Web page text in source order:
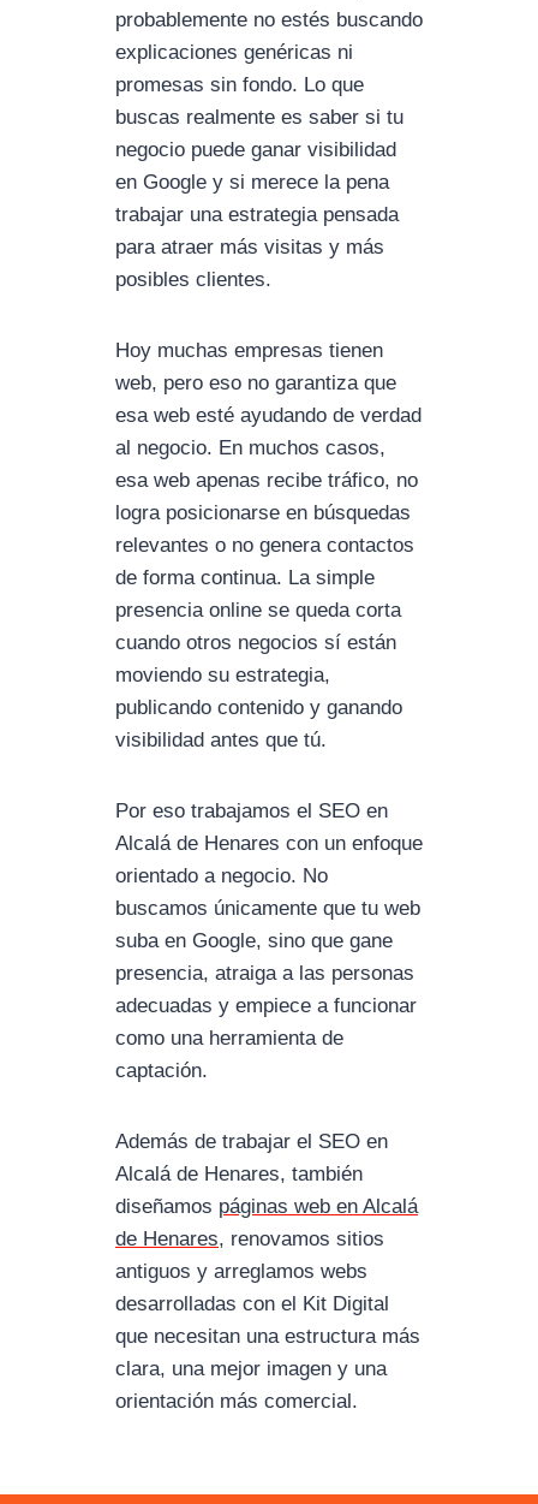
probablemente no estés buscando
explicaciones genéricas ni
promesas sin fondo. Lo que
buscas realmente es saber si tu
negocio puede ganar visibilidad
en Google y si merece la pena
trabajar una estrategia pensada
para atraer más visitas y más
posibles clientes.
Hoy muchas empresas tienen
web, pero eso no garantiza que
esa web esté ayudando de verdad
al negocio. En muchos casos,
esa web apenas recibe tráfico, no
logra posicionarse en búsquedas
relevantes o no genera contactos
de forma continua. La simple
presencia online se queda corta
cuando otros negocios sí están
moviendo su estrategia,
publicando contenido y ganando
visibilidad antes que tú.
Por eso trabajamos el SEO en
Alcalá de Henares con un enfoque
orientado a negocio. No
buscamos únicamente que tu web
suba en Google, sino que gane
presencia, atraiga a las personas
adecuadas y empiece a funcionar
como una herramienta de
captación.
Además de trabajar el SEO en
Alcalá de Henares, también
diseñamos páginas web en Alcalá
de Henares, renovamos sitios
antiguos y arreglamos webs
desarrolladas con el Kit Digital
que necesitan una estructura más
clara, una mejor imagen y una
orientación más comercial.